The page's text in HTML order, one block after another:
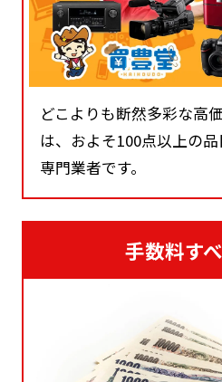
どこよりも断然多彩な高
は、およそ100点以上の
専門業者です。
手数料すべ